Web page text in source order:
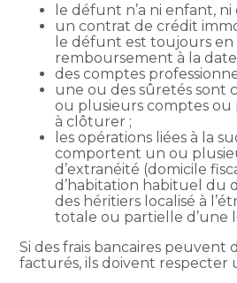
le défunt n’a ni enfant,
un contrat de crédit
le défunt est toujours en
remboursement à la date
des comptes
une ou des sûretés sont
ou plusieurs comptes ou
à clôturer ;
les opérations liées à la
comportent un ou
d’extranéité (domicile
d’habitation habituel du
des héritiers localisé à
totale ou partielle d’une
Si des frais bancaires peuvent
facturés, ils doivent respecter